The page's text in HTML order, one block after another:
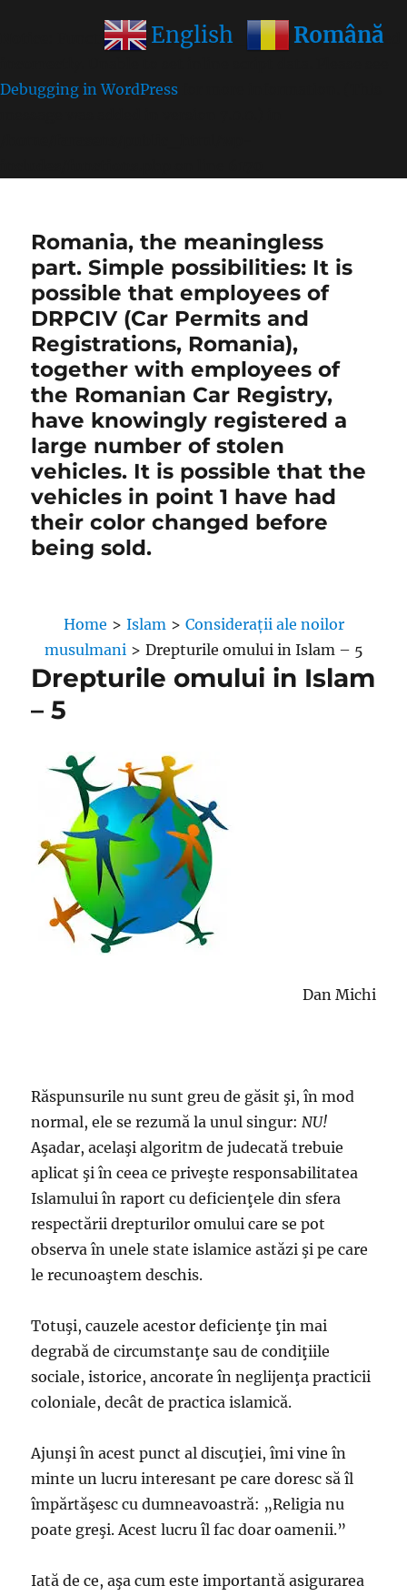
: Function wp_get_inline_script_tag was called
Debugging in WordPress
Romania, the meaningless
part. Simple possibilities: It is
possible that employees of
DRPCIV (Car Permits and
Registrations, Romania),
together with employees of
the Romanian Car Registry,
have knowingly registered a
large number of stolen
vehicles. It is possible that the
vehicles in point 1 have had
their color changed before
being sold.
Home > Islam > Considerații ale noilor
musulmani > Drepturile omului in Islam – 5
Drepturile omului in Islam
– 5
Dan Michi
Răspunsurile nu sunt greu de găsit şi, în mod
normal, ele se rezumă la unul singur:NU!
Aşadar, acelaşi algoritm de judecată trebuie
aplicat şi în ceea ce priveşte responsabilitatea
Islamului în raport cu deficienţele din sfera
respectării drepturilor omului care se pot
observa în unele state islamice astăzi şi pe care
le recunoaştem deschis.
Totuşi, cauzele acestor deficienţe ţin mai
degrabă de circumstanţe sau de condiţiile
sociale, istorice, ancorate în neglijenţa practicii
coloniale, decât de practica islamică.
Ajunşi în acest punct al discuţiei, îmi vine în
minte un lucru interesant pe care doresc să îl
împărtăşesc cu dumneavoastră: „Religia nu
poate greşi. Acest lucru îl fac doar oamenii.”
Iată de ce, aşa cum este importantă asigurarea
English Română